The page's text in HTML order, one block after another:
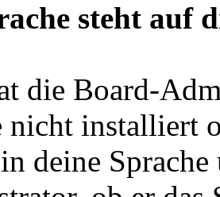
steht auf
die Board-
nicht installiert
deine